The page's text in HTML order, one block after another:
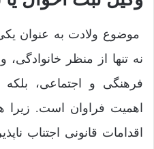
موضوع ولادت به عنوان
نه تنها از منظر
فرهنگی و اجتماعی، بلکه
اهمیت فراوان است. زیرا
اقدامات قانونی اجتناب